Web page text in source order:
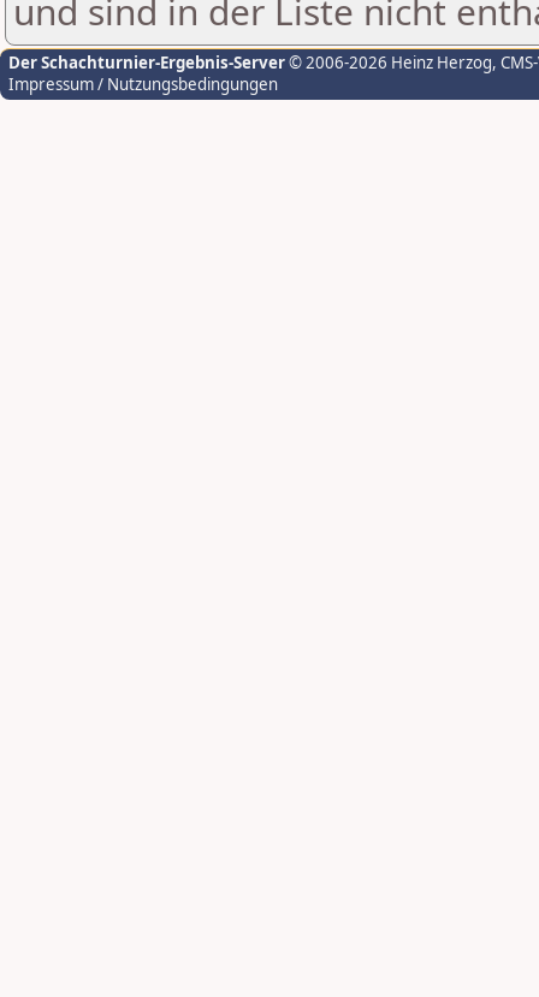
und sind in der Liste nicht
Der Schachturnier-Ergebnis-Server© 2006-2026 Heinz Herzog,
Impressum / Nutzungsbedingungen